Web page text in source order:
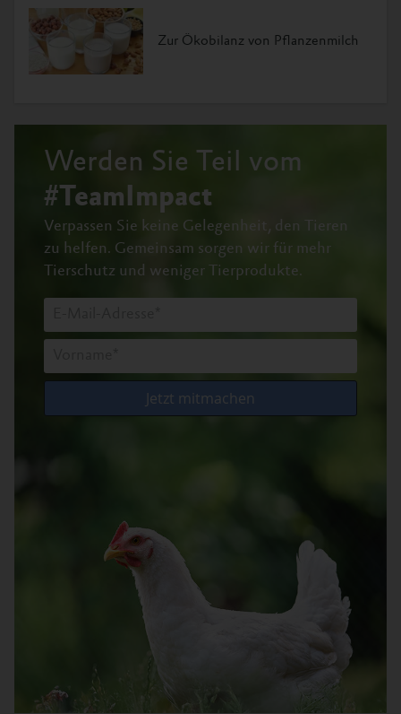
Zur Ökobilanz von Pflanzenmilch
Werden Sie Teil vom
#TeamImpact
Verpassen Sie keine Gelegenheit, den Tieren
zu helfen. Gemeinsam sorgen wir für mehr
Tierschutz und weniger Tierprodukte.